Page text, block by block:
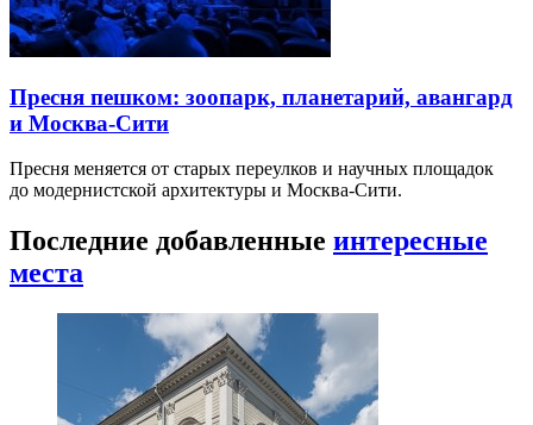
Пресня пешком: зоопарк, планетарий, авангард
и Москва-Сити
Пресня меняется от старых переулков и научных площадок
до модернистской архитектуры и Москва-Сити.
Последние добавленные интересные
места